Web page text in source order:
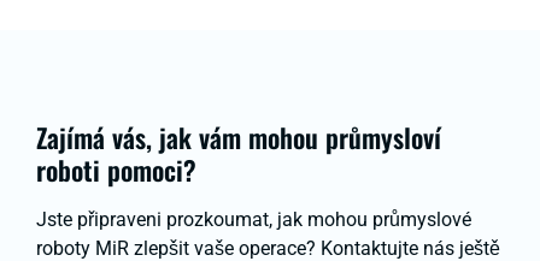
Zajímá vás, jak vám mohou průmysloví
roboti pomoci?
Jste připraveni prozkoumat, jak mohou průmyslové
roboty MiR zlepšit vaše operace? Kontaktujte nás ještě